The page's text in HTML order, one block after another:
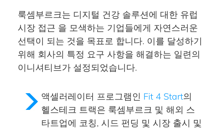
룩셈부르크는 디지털 건강 솔루션에 대한 유럽
시장 접근 을 모색하는 기업들에게 자연스러운
선택이 되는 것을 목표로 합니다. 이를 달성하기
위해 회사의 특정 요구 사항을 해결하는 일련의
이니셔티브가 설정되었습니다.
액셀러레이터 프로그램인 Fit 4 Start의
헬스테크 트랙은 룩셈부르크 및 해외 스
타트업에 코칭, 시드 펀딩 및 시장 출시 및